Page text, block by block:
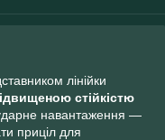
лінійки
стійкістю
навантаження —
приціл для